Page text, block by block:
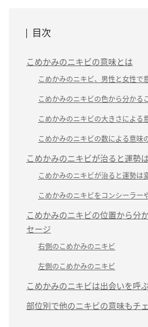
目次
こめかみのニキビの意味とは
こめかみのニキビ、男性と女性で
こめかみのニキビの色から分かる
こめかみのニキビの大きさによる
こめかみのニキビの数による意味
こめかみのニキビが治ると運勢
こめかみのニキビが治ると運勢は
こめかみのニキビをコンシーラー
こめかみのニキビの位置から分
セージ
右側のこめかみのニキビ
左側のこめかみのニキビ
こめかみのニキビは出会いを呼ぶ
部位別で他のニキビの意味もチ